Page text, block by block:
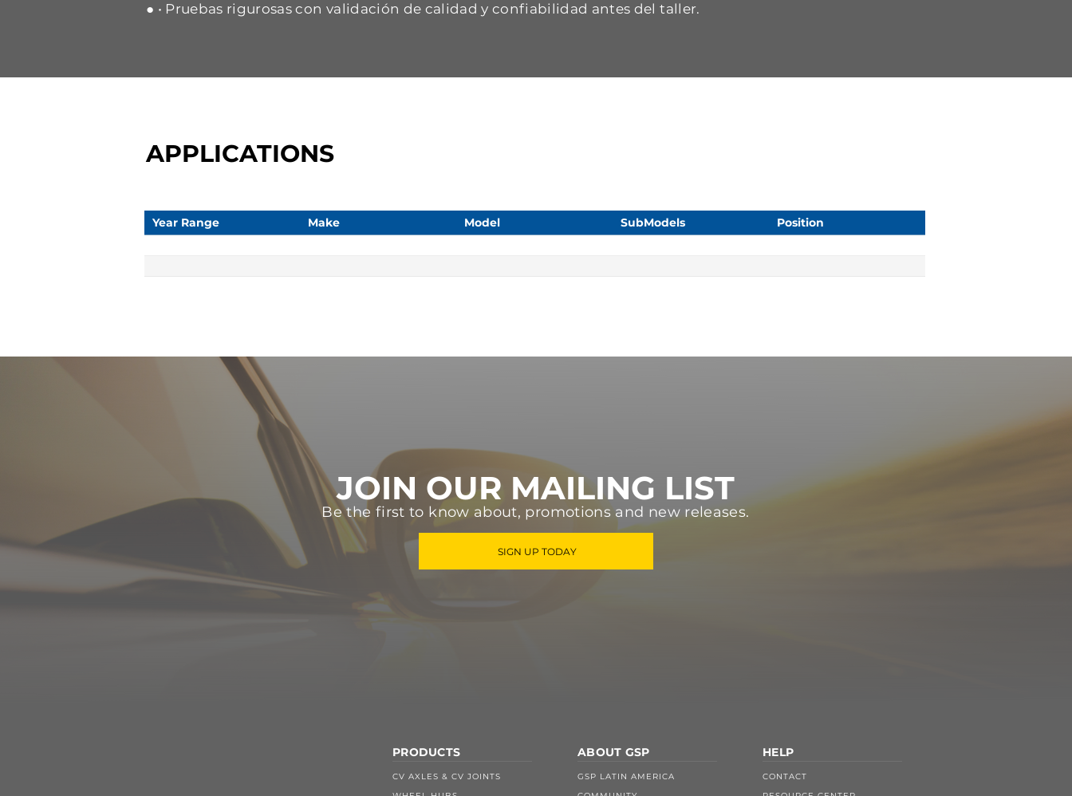
● • Pruebas rigurosas con validación de calidad y confiabilidad antes del taller.
APPLICATIONS
Year Range Make Model SubModels Position
JOIN OUR MAILING LIST
Be the first to know about, promotions and new releases.
SIGN UP TODAY
PRODUCTS
CV AXLES & CV JOINTS
ABOUT GSP
GSP LATIN AMERICA
HELP
CONTACT